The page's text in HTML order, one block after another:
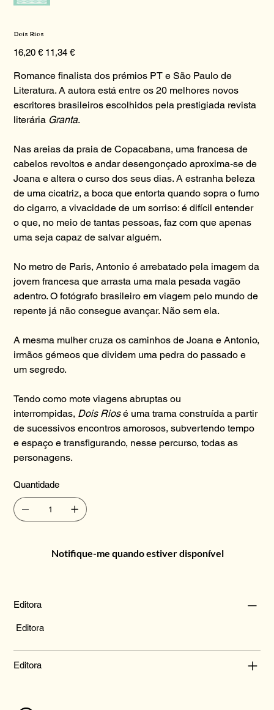
Dois Rios
Preço
original
16,20 €
Preço
promocional
11,34 €
Romance finalista dos prémios PT e São Paulo de
Literatura. A autora está entre os 20 melhores novos
escritores brasileiros escolhidos pela prestigiada revista
literária Granta.
Nas areias da praia de Copacabana, uma francesa de
cabelos revoltos e andar desengonçado aproxima‑se de
Joana e altera o curso dos seus dias. A estranha beleza
de uma cicatriz, a boca que entorta quando sopra o fumo
do cigarro, a vivacidade de um sorriso: é difícil entender
o que, no meio de tantas pessoas, faz com que apenas
uma seja capaz de salvar alguém.
No metro de Paris, Antonio é arrebatado pela imagem da
jovem francesa que arrasta uma mala pesada vagão
adentro. O fotógrafo brasileiro em viagem pelo mundo de
repente já não consegue avançar. Não sem ela.
A mesma mulher cruza os caminhos de Joana e Antonio,
irmãos gémeos que dividem uma pedra do passado e
um segredo.
Tendo como mote viagens abruptas ou
interrompidas, Dois Riosé uma trama construída a partir
de sucessivos encontros amorosos, subvertendo tempo
e espaço e transfigurando, nesse percurso, todas as
personagens.
Quantidade
Notifique-me quando estiver disponível
Editora
Editora
Editora